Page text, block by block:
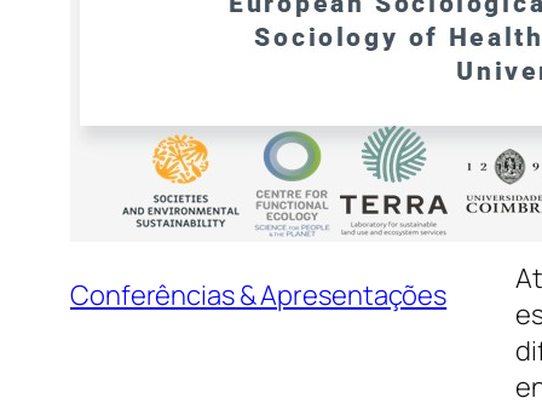
Conferências & Apresentações
A
“